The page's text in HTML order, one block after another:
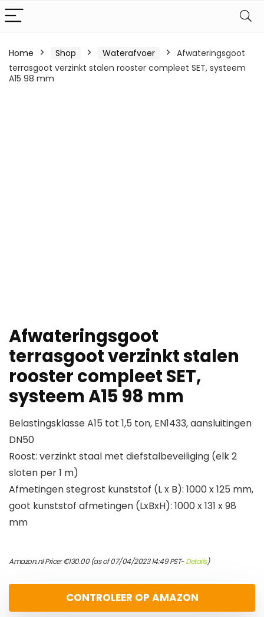
Home Shop Waterafvoer
Afwateringsgoot
terrasgoot verzinkt stalen rooster compleet SET, systeem
A15 98 mm
Afwateringsgoot
terrasgoot verzinkt stalen
rooster compleet SET,
systeem A15 98 mm
Belastingsklasse A15 tot 1,5 ton, EN1433, aansluitingen
DN50
Roost: verzinkt staal met diefstalbeveiliging (elk 2
sloten per 1 m)
Afmetingen stegrost kunststof (L x B): 1000 x 125 mm,
goot kunststof afmetingen (LxBxH): 1000 x 131 x 98
mm
Amazon.nl Price:€130.00(as of 07/04/2023 14:49 PST-Details)
CONTROLEER OP AMAZON